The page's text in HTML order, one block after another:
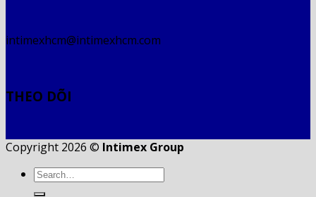
intimexhcm@intimexhcm.com
THEO DÕI
Copyright 2026 © Intimex Group